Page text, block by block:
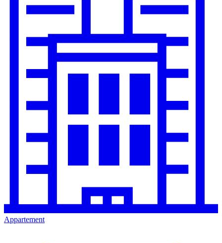
Appartement